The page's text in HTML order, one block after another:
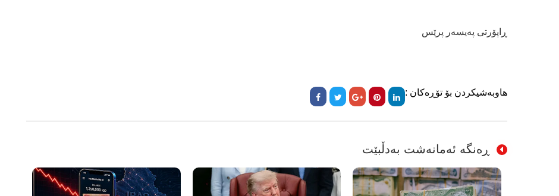
ڕاپۆرتی پەیسەر پرێس
هاوبەشیکردن بۆ تۆڕەکان :
ڕەنگە ئەمانەشت بەدڵبێت